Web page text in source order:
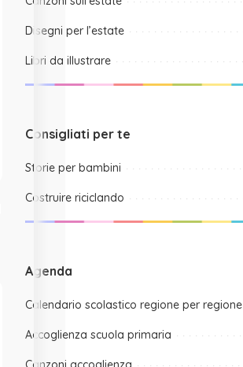
Disegni per l’estate
Libri da illustrare
Consigliati per te
Storie per bambini
Costruire riciclando
Agenda
Calendario scolastico regione per regione
Accoglienza scuola primaria